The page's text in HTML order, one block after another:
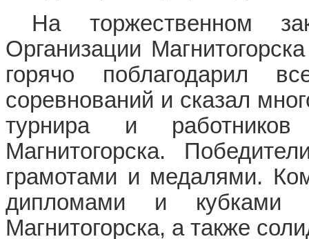
На торжественном
Организации
горячо поблагодарил
соревнований и сказал
турнира и
Магнитогорска.
грамотами и медалями.
дипломами и кубками
Магнитогорска, а также